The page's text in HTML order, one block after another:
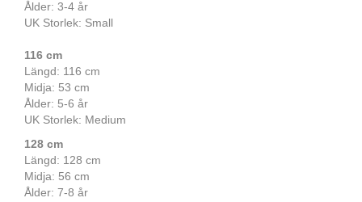
Ålder: 3-4 år
UK Storlek: Small
116 cm
Längd: 116 cm
Midja: 53 cm
Ålder: 5-6 år
UK Storlek: Medium
128 cm
Längd: 128 cm
Midja: 56 cm
Ålder: 7-8 år